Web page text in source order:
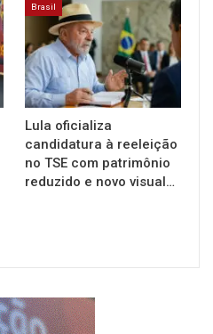
Brasil
Lula oficializa
candidatura à reeleição
no TSE com patrimônio
reduzido e novo visual…